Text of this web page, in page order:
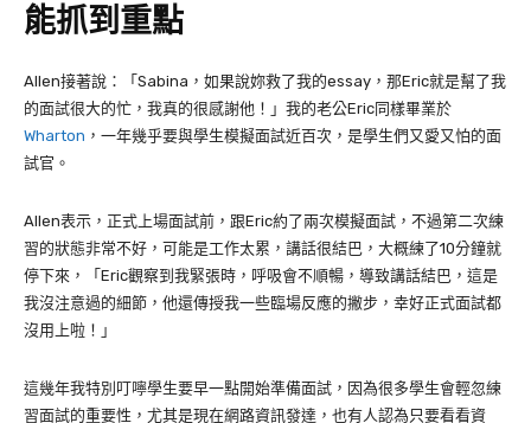
能抓到重點
Allen接著說：「 Sabina ，如果說妳救了我的essay ，那Eric就是幫了我
的面試很大的忙，我真的很感謝他！」我的老公Eric同樣畢業於
Wharton ，一年幾乎要與學生模擬面試近百次，是學生們又愛又怕的面
試官。
Allen表示，正式上場面試前，跟Eric約了兩次模擬面試，不過第二次練
習的狀態非常不好，可能是工作太累，講話很結巴，大概練了10分鐘就
停下來，「 Eric觀察到我緊張時，呼吸會不順暢，導致講話結巴，這是
我沒注意過的細節，他還傳授我一些臨場反應的撇步，幸好正式面試都
沒用上啦！」
這幾年我特別叮嚀學生要早一點開始準備面試，因為很多學生會輕忽練
習面試的重要性，尤其是現在網路資訊發達，也有人認為只要看看資